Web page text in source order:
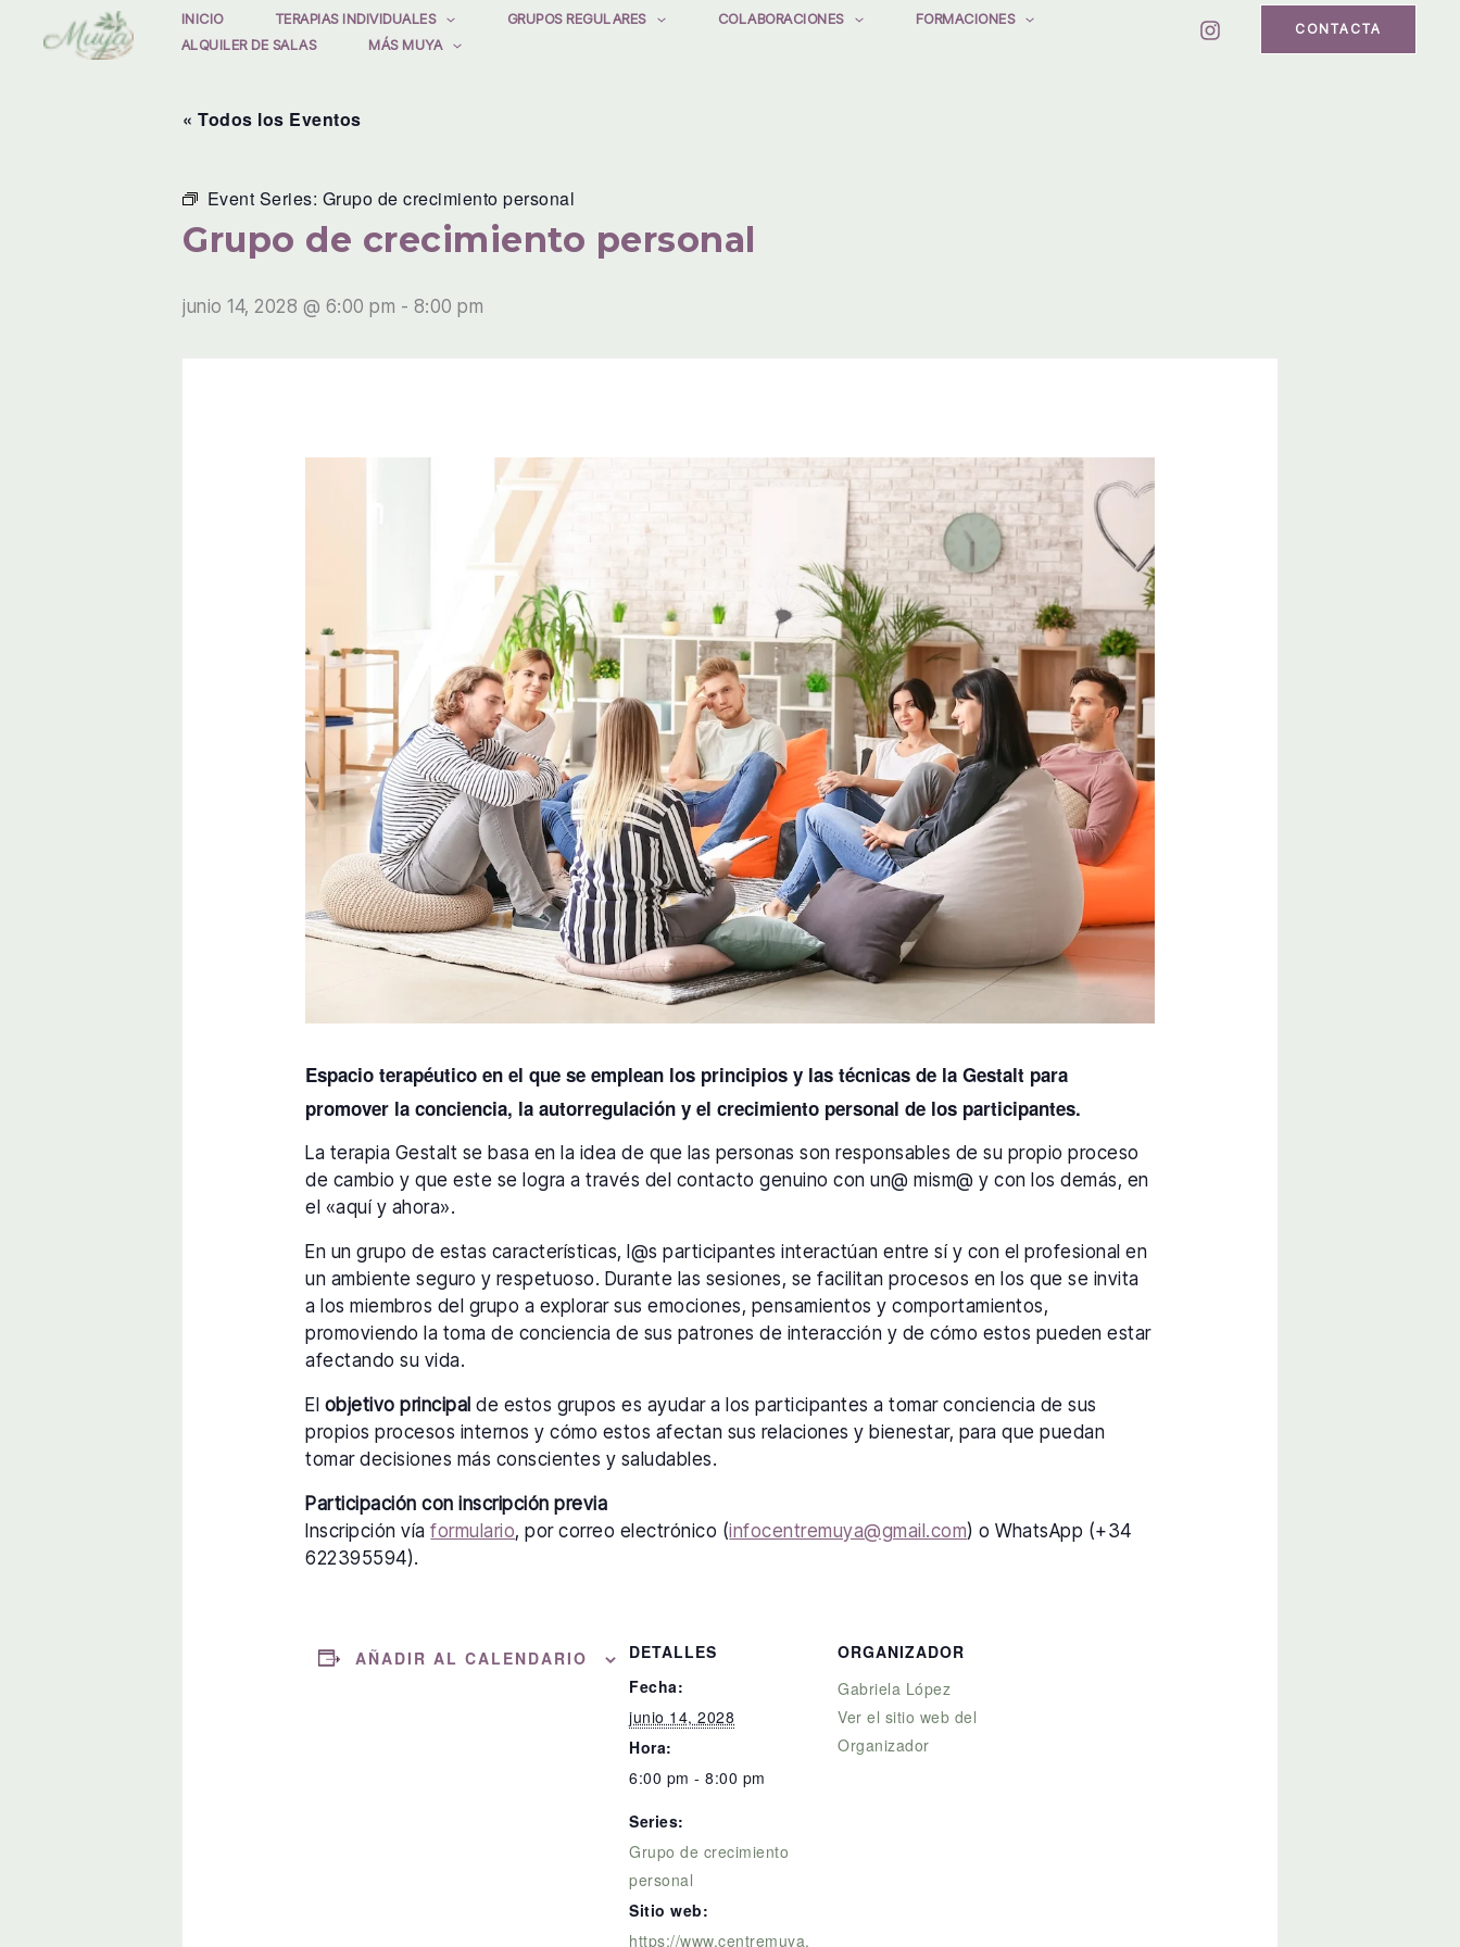
INICIO TERAPIAS INDIVIDUALES GRUPOS REGULARES COLABORACIONES
FORMACIONES
ALQUILER DE SALAS
MÁS MUYA
CONTACTA
« Todos los Eventos
Event Series: Grupo de crecimiento personal
Grupo de crecimiento personal
junio 14, 2028 @ 6:00 pm - 8:00 pm
Espacio terapéutico en el que se emplean los principios y las técnicas de la Gestalt para
promover la conciencia, la autorregulación y el crecimiento personal de los participantes.
La terapia Gestalt se basa en la idea de que las personas son responsables de su propio proceso
de cambio y que este se logra a través del contacto genuino con un@ mism@ y con los demás, en
el «aquí y ahora».
En un grupo de estas características, l@s participantes interactúan entre sí y con el profesional en
un ambiente seguro y respetuoso. Durante las sesiones, se facilitan procesos en los que se invita
a los miembros del grupo a explorar sus emociones, pensamientos y comportamientos,
promoviendo la toma de conciencia de sus patrones de interacción y de cómo estos pueden estar
afectando su vida.
El objetivo principal de estos grupos es ayudar a los participantes a tomar conciencia de sus
propios procesos internos y cómo estos afectan sus relaciones y bienestar, para que puedan
tomar decisiones más conscientes y saludables.
Participación con inscripción previa
Inscripción víaformulario, por correo electrónico (infocentremuya@gmail.com) o WhatsApp (+34
622395594).
AÑADIR AL CALENDARIO
DETALLES
Fecha:
junio 14, 2028
Hora:
6:00 pm - 8:00 pm
Series:
Grupo de crecimiento
personal
Sitio web:
https://www.centremuya.
ORGANIZADOR
Gabriela López
Ver el sitio web del
Organizador